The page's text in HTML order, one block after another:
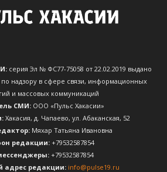
серия Эл № ФС77-75058 от 22.02.2019 выдано
надзору в сфере связи, информационных
и массовых коммуникаций
СМИ: ООО «Пульс Хакасии»
Хакасия, д. Чапаево, ул. Абаканская, 52
Мяхар Татьяна Ивановна
редакции:+79532587854
+79532587854
адрес редакции: info@pulse19.ru